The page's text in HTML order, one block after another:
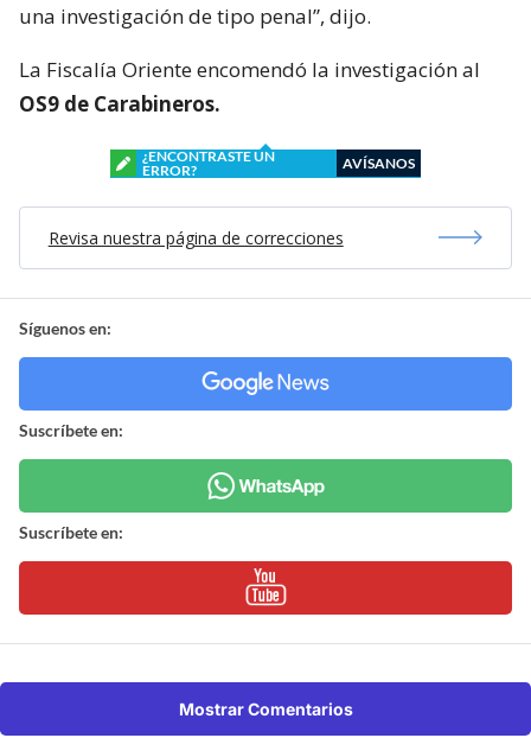
una investigación de tipo penal”, dijo.
La Fiscalía Oriente encomendó la investigación al
OS9 de Carabineros.
¿ENCONTRASTE UN
ERROR?
AVÍSANOS
Revisa nuestra página de correcciones
Síguenos en:
Suscríbete en:
Suscríbete en:
Mostrar Comentarios